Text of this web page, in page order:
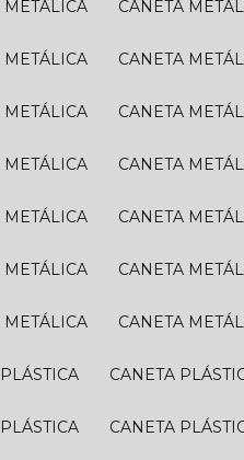
METÁLICA CANETA
METÁLICA CANETA
METÁLICA CANETA
METÁLICA CANETA
METÁLICA CANETA
METÁLICA CANETA
METÁLICA CANETA
PLÁSTICA CANETA
PLÁSTICA CANETA